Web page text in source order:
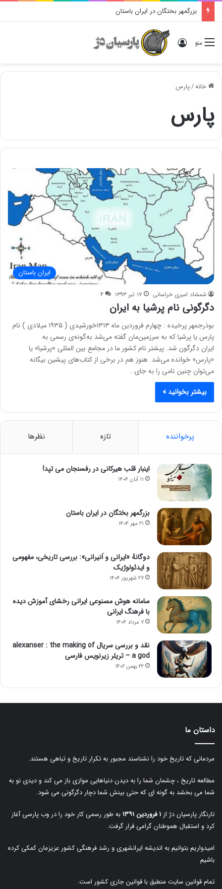
بزرگمهر بختگان در ایران باستان
منو ورود
خانه/پارس
پارس
ایران باستان
شمشاد امیری خراسانی ۱۷ تیر ۱۳۹۳ ۴
دگرگونی نام پرشیا به ایران
بوذرجمهر پرخیده : چهارم فروردین ماه ۱۳۱۳خورشیدی ( ۱۹۳۵ میلادی ) نام
پارس یا پرشیا که به سرزمین‌مان گفته می‌شد به‌گونه‌ی رسمی به
ایران دگرگون شد. پیشتر نام کشور ما در مجامع بین المللی «پرشیا» یا
«پارس» خوانده می‌شد. هنوز هم در برخی از کتاب‌های پیشین بیگانه
می‌توان چنین نامی را به جای…
بیشتر بخوانید »
پرخواننده تازه نظرها
اینبار قلب هیرکانی در رفسنجان می تپد!
۱۱ آبان ۱۴۰۴
بزرگمهر بختگان در ایران باستان
۲۱ مهر ۱۴۰۴
دوگانهٔ «ایرانی و اَنیرانی»: بررسی تاریخی، مفهومی
و ایدئولوژیک
۲۷ شهریور ۱۴۰۴
سامانه هوش مصنوعی ایرانی رخشای آموزش دیده
با فرهنگ ایرانی
۷ مرداد ۱۴۰۴
نقد و بررسی سریال alexanser : the making of
a god – تریلر زیرنویس فارسی
۲۲ بهمن ۱۴۰۲
داستان ما
مردمانی که تاریخ خود را نشناسند مجبور به تکرار تاریخ و تباهی هستند.
مطالعه تاریخ ، چشمان شما را به دیدن دنیاهایی موازی باز می کند و دیدی نو به
شما می بخشد به گونه ای که حتی بینش شما دچار دگرگونی می شود.
تارنگار پارسیان دژ از ۱ فروردین ۱۳۹۱
به طور رسمی کار خود را در وب پارسی آغاز
کرد و استقبال هموطنان گرامی قرار گرفت.
امیدواریم بتوانیم به اندیشه ایرانشهری و رشد فرهنگی کشور عزیزمان کمکی کرده
باشیم
تمام قوانین سایت منطبق با قوانین جاری کشور است.